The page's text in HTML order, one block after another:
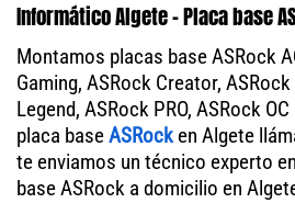
Informático Algete - Placa base
Montamos placas base ASRock
Gaming, ASRock Creator,
Legend, ASRock PRO, ASRock
placa baseASRocken Algete
te enviamos un técnico experto
base ASRock a domicilio en